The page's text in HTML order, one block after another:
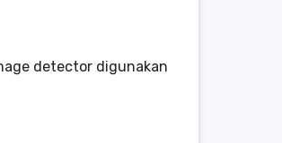
detector digunakan